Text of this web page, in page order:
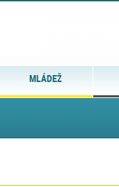
MLÁDEŽ